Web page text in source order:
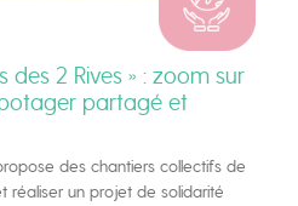
des 2 Rives » : zoom sur
partagé et
des chantiers collectifs de
réaliser un projet de solidarité